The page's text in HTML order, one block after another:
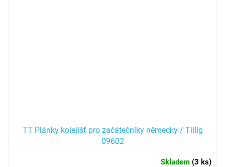
TT Plánky kolejišť pro začátečníky německy / Tillig
09602
Skladem (3 ks)